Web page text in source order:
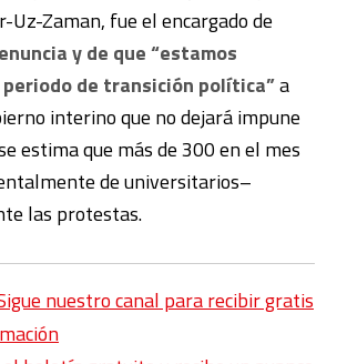
Uz-Zaman, fue el encargado de
y de que “estamos
de transición política”a
interino que no dejará impune
estima que más de 300 en el mes
de universitarios–
las protestas.
nuestro canal para recibir gratis